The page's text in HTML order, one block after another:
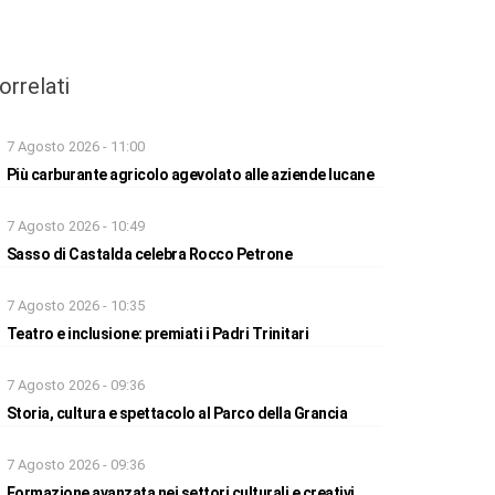
7 Agosto 2026 - 11:00
Più carburante agricolo agevolato alle aziende lucane
7 Agosto 2026 - 10:49
Sasso di Castalda celebra Rocco Petrone
7 Agosto 2026 - 10:35
Teatro e inclusione: premiati i Padri Trinitari
7 Agosto 2026 - 09:36
Storia, cultura e spettacolo al Parco della Grancia
7 Agosto 2026 - 09:36